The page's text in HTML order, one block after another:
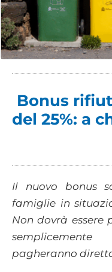
Bonus
del 25%: a
Il nuovo bonus
famiglie in
Non dovrà essere
pagheranno